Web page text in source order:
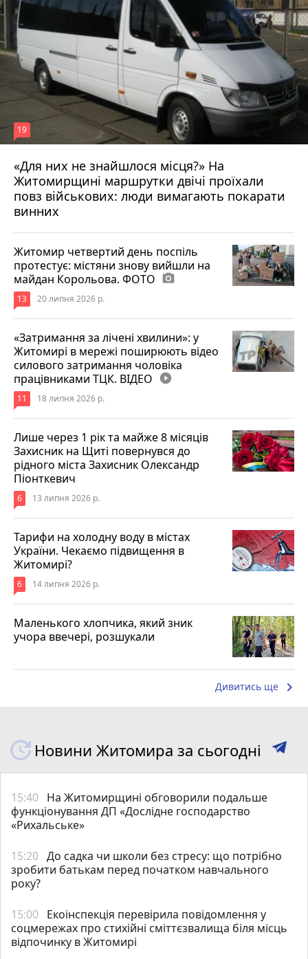
«Для них не знайшлося місця?» На
Житомирщині маршрутки двічі проїхали
повз військових: люди вимагають покарати
винних
19
17 липня 2026 р.
Житомир четвертий день поспіль
протестує: містяни знову вийшли на
майдан Корольова. ФОТО photo_camera
13 20 липня 2026 р.
«Затримання за лічені хвилини»: у
Житомирі в мережі поширюють відео
силового затримання чоловіка
працівниками ТЦК. ВІДЕО play_circle_filled
11 18 липня 2026 р.
Лише через 1 рік та майже 8 місяців
Захисник на Щиті повернувся до
рідного міста Захисник Олександр
Піонткевич
6 13 липня 2026 р.
Тарифи на холодну воду в містах
України. Чекаємо підвищення в
Житомирі?
6 14 липня 2026 р.
Маленького хлопчика, який зник
учора ввечері, розшукали
Дивитись ще keyboard_arrow_right
Новини Житомира за сьогодні
15:40 На Житомирщині обговорили подальше
функціонування ДП «Дослідне господарство
«Рихальське»
15:20 До садка чи школи без стресу: що потрібно
зробити батькам перед початком навчального
року?
15:00 Екоінспекція перевірила повідомлення у
соцмережах про стихійні сміттєзвалища біля місць
відпочинку в Житомирі